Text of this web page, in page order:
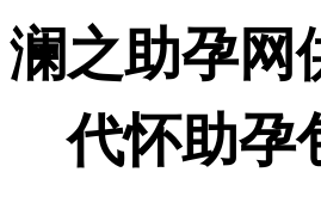
澜之助孕网
代怀助孕